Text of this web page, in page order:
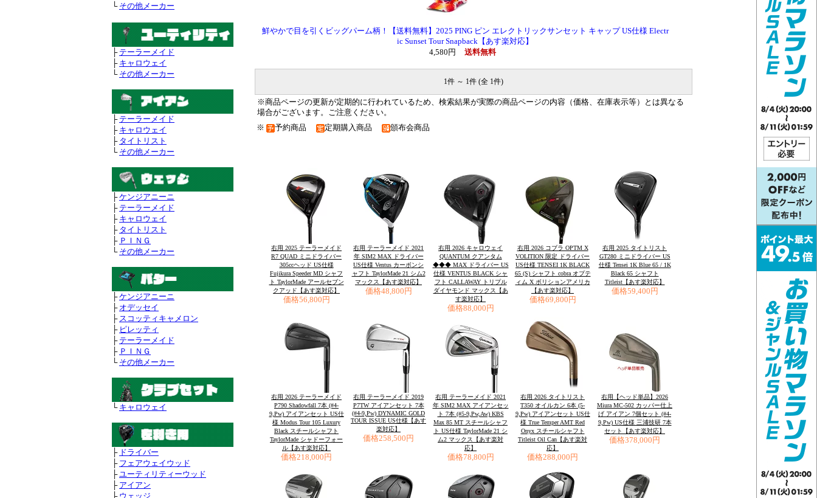
└ その他メーカー
├ テーラーメイド
├ キャロウェイ
└ その他メーカー
├ テーラーメイド
├ キャロウェイ
├ タイトリスト
└ その他メーカー
├ケンジアニーニ
├ テーラーメイド
├ キャロウェイ
├ タイトリスト
├ ＰＩＮＧ
└ その他メーカー
├ケンジアニーニ
├ オデッセイ
├ スコッティキャメロン
├ ピレッティ
├ テーラーメイド
├ ＰＩＮＧ
└ その他メーカー
└ キャロウェイ
├ ドライバー
├ フェアウェイウッド
├ユーティリティーウッド
├ アイアン
├ ウェッジ
鮮やかで目を引くビッグパーム柄！【送料無料】2025 PING ピン エレクトリックサンセット キャップ US仕様 Electr
ic Sunset Tour Snapback【あす楽対応】
4,580円
送料無料
1件 ～ 1件 (全 1件)
※商品ページの更新が定期的に行われているため、検索結果が実際の商品ページの内容（価格、在庫表示等）とは異なる
場合がございます。ご注意ください。
※ 予約商品 定期購入商品 頒布会商品
右用 2025 テーラーメイド
R7 QUAD ミニドライバー
305ccヘッド US仕様
Fujikura Speeder MD シャフ
ト TaylorMade アールセブン
クアッド【あす楽対応】
価格56,800円
右用 テーラーメイド 2021
年 SIM2 MAX ドライバー
US仕様 Ventus カーボンシ
ャフト TaylorMade 21 シム2
マックス【あす楽対応】
価格48,800円
右用 2026 キャロウェイ
QUANTUM クアンタム
◆◆◆ MAX ドライバー US
仕様 VENTUS BLACK シャ
フト CALLAWAY トリプル
ダイヤモンド マックス【あ
す楽対応】
価格88,000円
右用 2026 コブラ OPTM X
VOLITION 限定 ドライバー
US仕様 TENSEI 1K BLACK
65 (S) シャフト cobra オプテ
ィム X ボリションアメリカ
【あす楽対応】
価格69,800円
右用 2025 タイトリスト
GT280 ミニドライバー US
仕様 Tensei 1K Blue 65 / 1K
Black 65 シャフト
Titleist【あす楽対応】
価格59,400円
右用 2026 テーラーメイド
P790 Shadowfall 7本 (#4-
9,Pw) アイアンセット US仕
様 Modus Tour 105 Luxury
Black スチールシャフト
TaylorMade シャドーフォー
ル【あす楽対応】
価格218,000円
右用 テーラーメイド 2019
P7TW アイアンセット 7本
(#4-9,Pw) DYNAMIC GOLD
TOUR ISSUE US仕様【あす
楽対応】
価格258,500円
右用 テーラーメイド 2021
年 SIM2 MAX アイアンセッ
ト 7本 (#5-9,Pw,Aw) KBS
Max 85 MT スチールシャフ
ト US仕様 TaylorMade 21 シ
ム2 マックス【あす楽対
応】
価格78,800円
右用 2026 タイトリスト
T350 オイルカン 6本 (5-
9,Pw) アイアンセット US仕
様 True Temper AMT Red
Onyx スチールシャフト
Titleist Oil Can【あす楽対
応】
価格288,000円
右用【ヘッド単品】2026
Miura MC-502 カッパー仕上
げ アイアン 7個セット (#4-
9,Pw) US仕様 三浦技研 7本
セット【あす楽対応】
価格378,000円